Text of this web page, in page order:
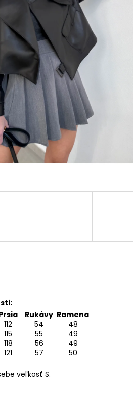
Rukávy Ramena
112 54
48
115 55
49
118 56
49
121 57 50
veľkosť S.